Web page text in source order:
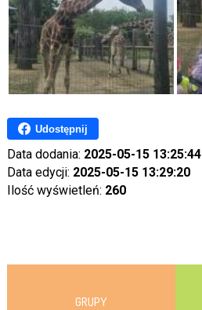
Udostępnij
Data dodania: 2025-05-15 13:25:44
Data edycji: 2025-05-15 13:29:20
Ilość wyświetleń: 260
GRUPY